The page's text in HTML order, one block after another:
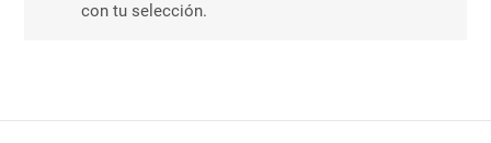
con tu selección.